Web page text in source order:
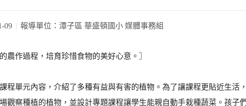
09 報導單位： 潭子區 華盛頓國小 媒體事務組
農作過程，培育珍惜食物的美好心意。〗
程單元內容，介紹了多種有益與有害的植物。為了讓課程更貼近生活
觀察種植的植物，並設計專題課程讓學生能親自動手栽種蔬菜。孩子